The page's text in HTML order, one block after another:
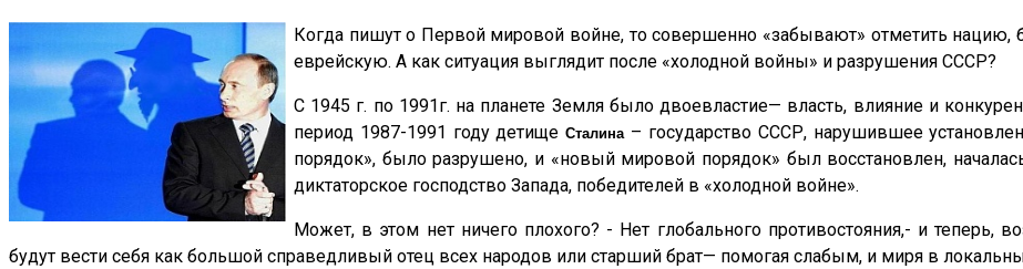
Когда пишут о Первой мировой войне, то совершенно «забывают» отметить
еврейскую. А как ситуация выглядит после «холодной войны» и разрушения СССР?
С 1945 г. по 1991г. на планете Земля было двоевластие— власть, влияние и
период 1987-1991 году детищеСталина– государство СССР, нарушившее
порядок», было разрушено, и «новый мировой порядок» был восстановлен,
диктаторское господство Запада, победителей в «холодной войне».
Может, в этом нет ничего плохого? - Нет глобального противостояния,- и
будут вести себя как большой справедливый отец всех народов или старший брат— помогая слабым, и миря в